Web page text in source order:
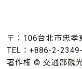
〒：106台北市忠
TEL：+886-2-
著作権 © 交通部観